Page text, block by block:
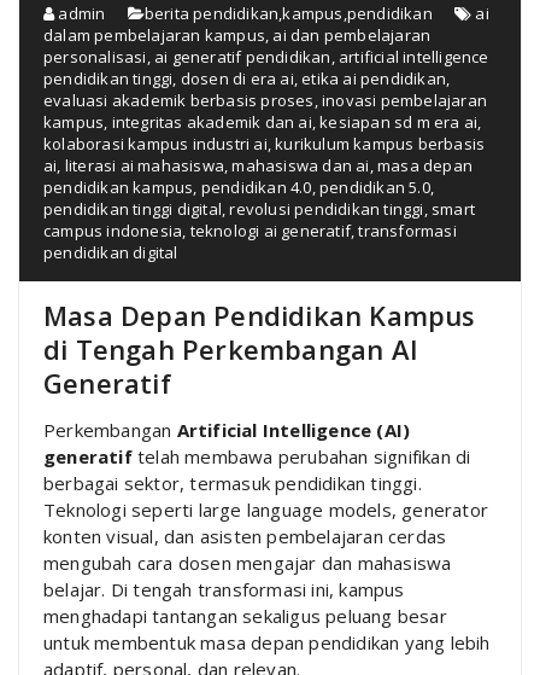
admin berita pendidikan,kampus,pendidikan
ai
dalam pembelajaran kampus, ai dan pembelajaran
personalisasi, ai generatif pendidikan, artificial intelligence
pendidikan tinggi, dosen di era ai,etika ai pendidikan,
evaluasi akademik berbasis proses,inovasi pembelajaran
kampus, integritas akademik dan ai,kesiapan sd m era ai,
kolaborasi kampus industri ai,kurikulum kampus berbasis
ai, literasi ai mahasiswa,mahasiswa dan ai,masa depan
pendidikan kampus, pendidikan 4.0,pendidikan 5.0,
pendidikan tinggi digital,revolusi pendidikan tinggi, smart
campus indonesia, teknologi ai generatif,transformasi
pendidikan digital
Masa Depan Pendidikan Kampus
di Tengah Perkembangan AI
Generatif
Perkembangan Artificial Intelligence (AI)
generatiftelah membawa perubahan signifikan di
berbagai sektor, termasuk pendidikan tinggi.
Teknologi seperti large language models, generator
konten visual, dan asisten pembelajaran cerdas
mengubah cara dosen mengajar dan mahasiswa
belajar. Di tengah transformasi ini, kampus
menghadapi tantangan sekaligus peluang besar
untuk membentuk masa depan pendidikan yang lebih
adaptif, personal, dan relevan.